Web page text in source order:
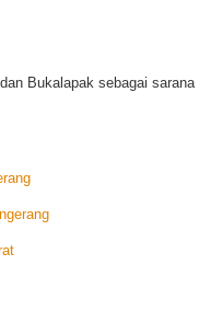
Bukalapak sebagai sarana